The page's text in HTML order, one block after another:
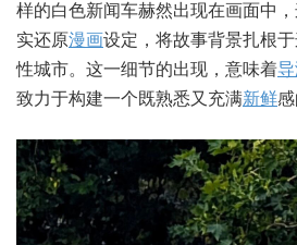
样的白色新闻车赫然出现在画面中
实还原漫画设定，将故事背景扎根
性城市。这一细节的出现，意味着
致力于构建一个既熟悉又充满新鲜